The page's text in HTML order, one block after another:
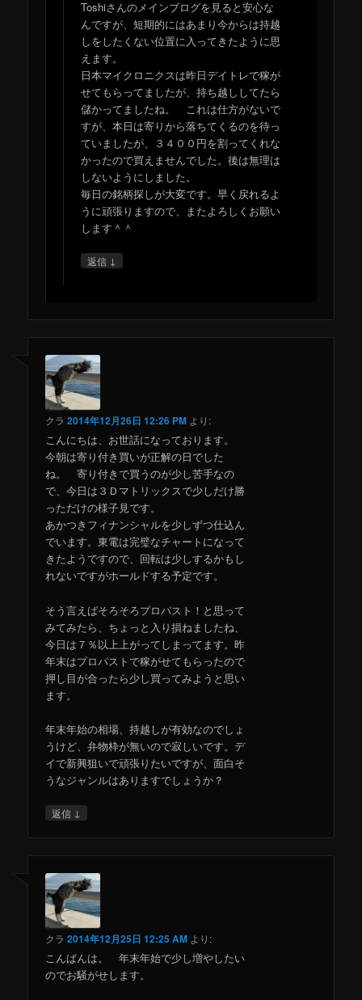
Toshiさんのメインブログを見ると安心な
んですが、短期的にはあまり今からは持越
しをしたくない位置に入ってきたように思
えます。
日本マイクロニクスは昨日デイトレで稼が
せてもらってましたが、持ち越ししてたら
儲かってましたね。 これは仕方がないで
すが、本日は寄りから落ちてくるのを待っ
ていましたが、３４００円を割ってくれな
かったので買えませんでした。後は無理は
しないようにしました。
毎日の銘柄探しが大変です。早く戻れるよ
うに頑張りますので、またよろしくお願い
します＾＾
返信 ↓
クラ 2014年12月26日 12:26 PM より:
こんにちは、お世話になっております。
今朝は寄り付き買いが正解の日でした
ね。 寄り付きで買うのが少し苦手なの
で、今日は３Ｄマトリックスで少しだけ勝
っただけの様子見です。
あかつきフィナンシャルを少しずつ仕込ん
でいます。東電は完璧なチャートになって
きたようですので、回転は少しするかもし
れないですがホールドする予定です。
そう言えばそろそろプロパスト！と思って
みてみたら、ちょっと入り損ねましたね、
今日は７％以上上がってしまってます。昨
年末はプロパストで稼がせてもらったので
押し目が合ったら少し買ってみようと思い
ます。
年末年始の相場、持越しが有効なのでしょ
うけど、弁物枠が無いので寂しいです。デ
イで新興狙いで頑張りたいですが、面白そ
うなジャンルはありますでしょうか？
返信 ↓
クラ 2014年12月25日 12:25 AM より:
こんばんは。 年末年始で少し増やしたい
のでお騒がせします。